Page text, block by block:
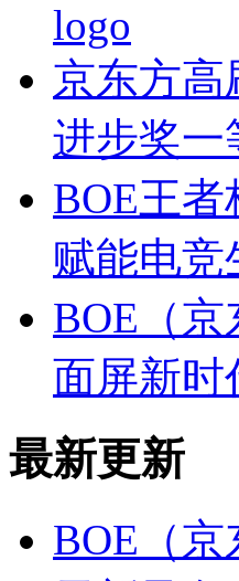
logo
京东方高
进步奖一
BOE王者
赋能电竞
BOE（
面屏新时
最新更新
BOE（京